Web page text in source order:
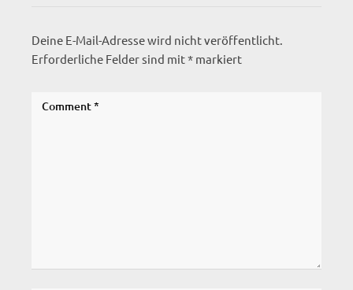
Deine E-Mail-Adresse wird nicht veröffentlicht.
Erforderliche Felder sind mit* markiert